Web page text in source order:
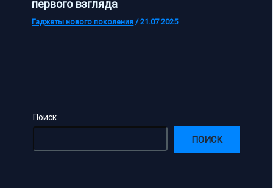
первого взгляда
Гаджеты нового поколения /21.07.2025
Поиск
ПОИСК